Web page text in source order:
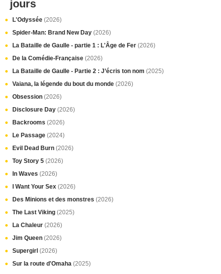
jours
L'Odyssée (2026)
Spider-Man: Brand New Day (2026)
La Bataille de Gaulle - partie 1 : L'Âge de Fer (2026)
De la Comédie-Française (2026)
La Bataille de Gaulle - Partie 2 : J’écris ton nom (2025)
Vaiana, la légende du bout du monde (2026)
Obsession (2026)
Disclosure Day (2026)
Backrooms (2026)
Le Passage (2024)
Evil Dead Burn (2026)
Toy Story 5 (2026)
In Waves (2026)
I Want Your Sex (2026)
Des Minions et des monstres (2026)
The Last Viking (2025)
La Chaleur (2026)
Jim Queen (2026)
Supergirl (2026)
Sur la route d'Omaha (2025)